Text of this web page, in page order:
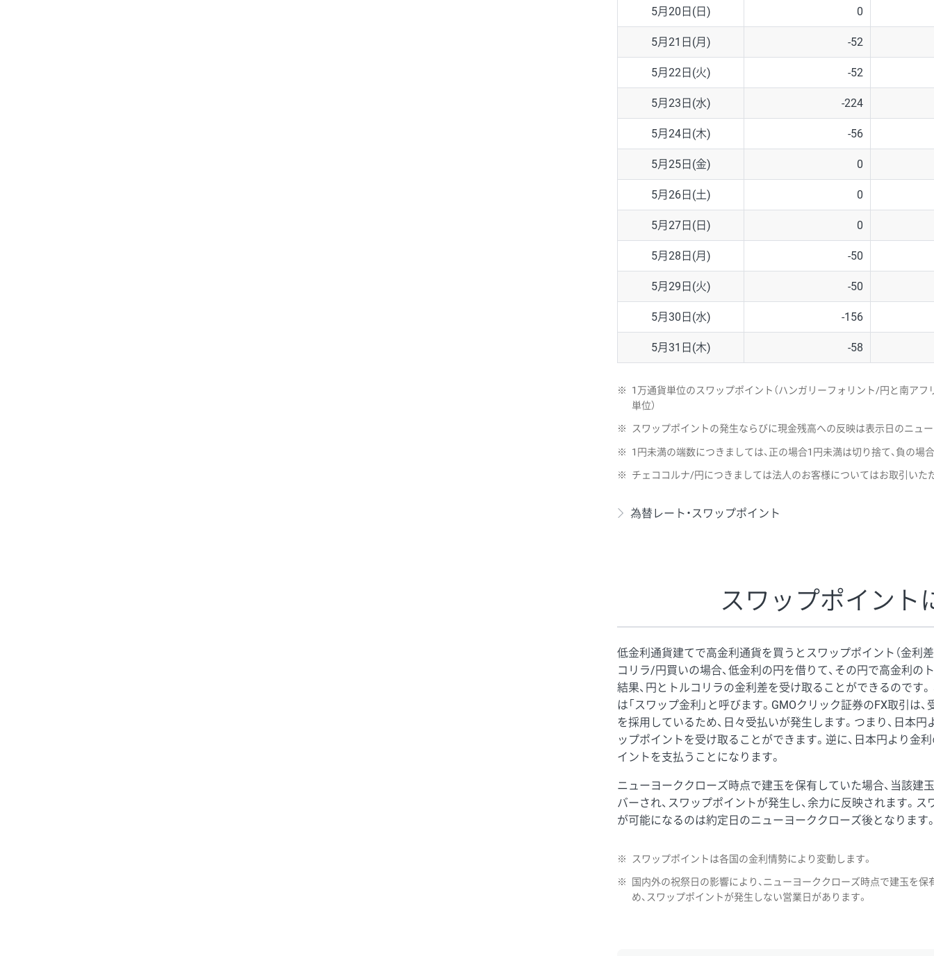
5月20日(日) 0
5月21日(月) -52
5月22日(火) -52
5月23日(水) -224
5月24日(木) -56
5月25日(金) 0
5月26日(土) 0
5月27日(日) 0
5月28日(月) -50
5月29日(火) -50
5月30日(水) -156
5月31日(木) -58
※
1万通貨単位のスワップポイント（ハンガリーフォリント/円と南ア
単位）
※ スワップポイントの発生ならびに現金残高への反映は表示日のニュ
※ 1円未満の端数につきましては、正の場合1円未満は切り捨て、負の場
※ チェココルナ/円につきましては法人のお客様についてはお取引いた
為替レート・スワップポイント
スワップポイント
低金利通貨建てで高金利通貨を買うとスワップポイント（金利
コリラ/円買いの場合、低金利の円を借りて、その円で高金利の
結果、円とトルコリラの金利差を受け取ることができるのです
は「スワップ金利」と呼びます。GMOクリック証券のFX取引は
を採用しているため、日々受払いが発生します。つまり、日本
ップポイントを受け取ることができます。逆に、日本円より金
イントを支払うことになります。
ニューヨーククローズ時点で建玉を保有していた場合、当該建
バーされ、スワップポイントが発生し、余力に反映されます。
が可能になるのは約定日のニューヨーククローズ後となります
※ スワップポイントは各国の金利情勢により変動します。
※
国内外の祝祭日の影響により、ニューヨーククローズ時点で建玉を
め、スワップポイントが発生しない営業日があります。